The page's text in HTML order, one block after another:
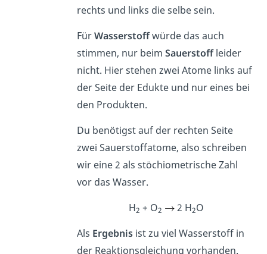
rechts und links die selbe sein.
FürWasserstoffwürde das auch
stimmen, nur beimSauerstoffleider
nicht. Hier stehen zwei Atome links auf
der Seite der Edukte und nur eines bei
den Produkten.
Du benötigst auf der rechten Seite
zwei Sauerstoffatome, also schreiben
wir eine 2 als stöchiometrische Zahl
vor das Wasser.
H2 + O2 2 H2O
Als Ergebnis ist zu viel Wasserstoff in
der Reaktionsgleichung vorhanden.